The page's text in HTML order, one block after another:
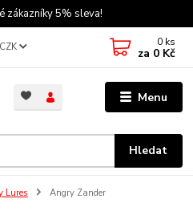
zákazníky 5% sleva!
Menu
CZK
Hledat
0 ks
za 0 Kč
Lures Angry Zander